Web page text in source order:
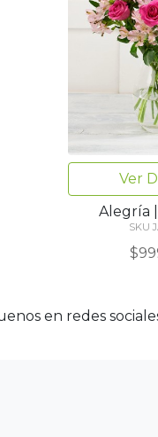
Ver
Alegría |
SKU
en redes